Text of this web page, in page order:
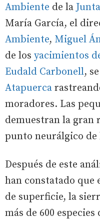
Ambiente de la
María García, el
Ambiente, Miguel
de los yacimientos
Eudald Carbonell,
Atapuerca
moradores. Las
demuestran la gran
punto neurálgico de
Después de este
han constatado que
de superficie, la
más de 600